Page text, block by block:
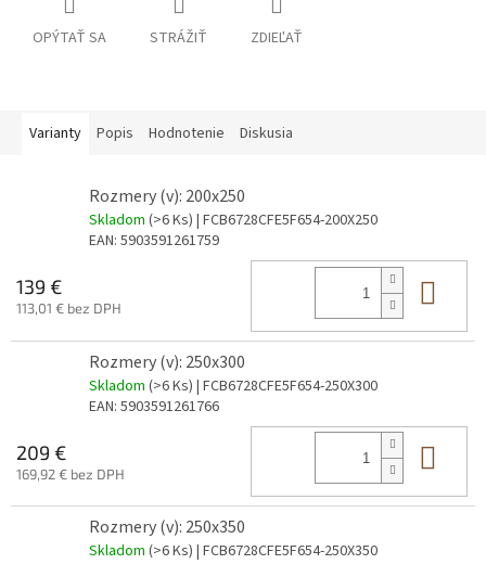
OPÝTAŤ SA STRÁŽIŤ ZDIEĽAŤ
Varianty Popis Hodnotenie Diskusia
Rozmery (v): 200x250
Skladom (>6 Ks) | FCB6728CFE5F654-200X250
EAN: 5903591261759
139 €
113,01 € bez DPH
Rozmery (v): 250x300
Skladom (>6 Ks) | FCB6728CFE5F654-250X300
EAN: 5903591261766
209 €
169,92 € bez DPH
Rozmery (v): 250x350
Skladom (>6 Ks) | FCB6728CFE5F654-250X350